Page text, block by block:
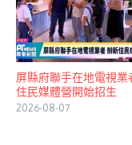
屏縣府聯手在地電視業
住民媒體營開始招生
2026-08-07